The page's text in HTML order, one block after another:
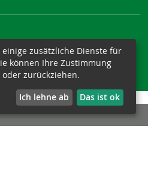
SIZET.DE
zusätzliche Dienste für
können Ihre Zustimmung
zurückziehen.
Ich lehne ab Das ist ok